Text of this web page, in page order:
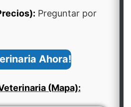
Preguntar por
Ahora!
(Mapa):